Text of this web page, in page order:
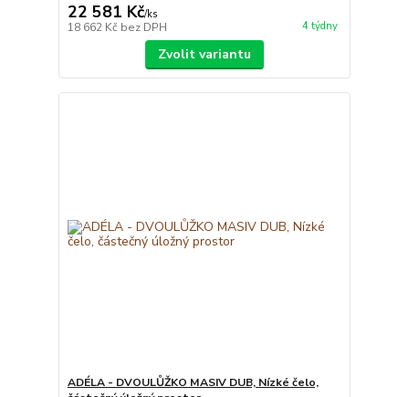
22 581 Kč/ks
18 662 Kč bez DPH 4 týdny
Zvolit variantu
ADÉLA - DVOULŮŽKO MASIV DUB, Nízké čelo,